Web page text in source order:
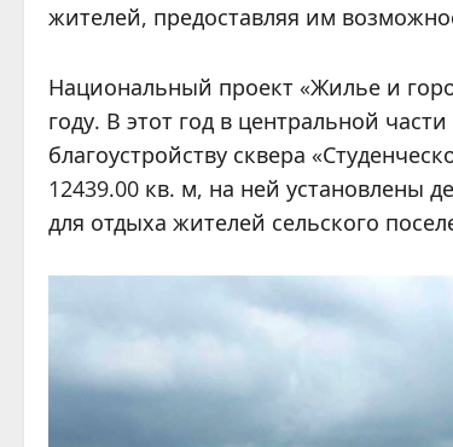
жителей, предоставляя им
Национальный проект «Жилье и
году. В этот год в центральной
благоустройству сквера
12439.00 кв. м, на ней установлены
для отдыха жителей сельского